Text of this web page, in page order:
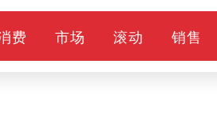
费 市场 滚动 销售